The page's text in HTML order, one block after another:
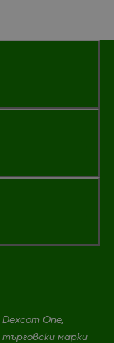
One,
марки